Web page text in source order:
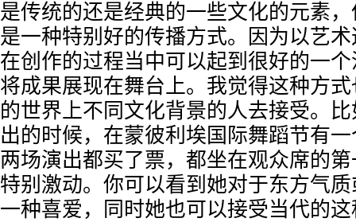
是传统的还是经典的一些文化的元素
是一种特别好的传播方式。因为以艺
在创作的过程当中可以起到很好的一
将成果展现在舞台上。我觉得这种方
的世界上不同文化背景的人去接受。
出的时候，在蒙彼利埃国际舞蹈节有
两场演出都买了票，都坐在观众席的
特别激动。你可以看到她对于东方气
一种喜爱，同时她也可以接受当代的